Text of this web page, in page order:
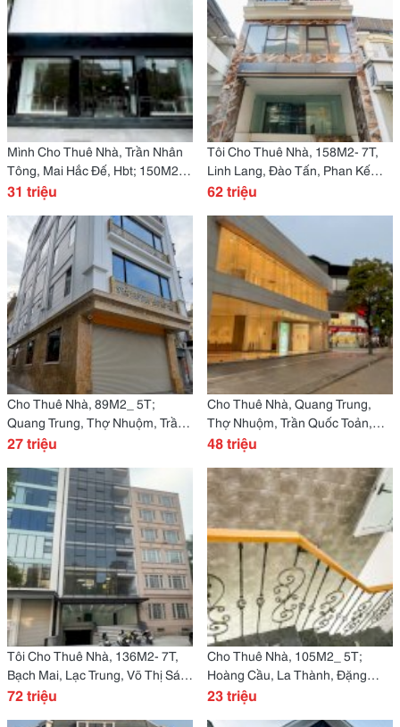
Mình Cho Thuê Nhà, Trần Nhân
Tông, Mai Hắc Đế, Hbt; 150M2*
1T -31 Tr
31 triệu
Tôi Cho Thuê Nhà, 158M2- 7T,
Linh Lang, Đào Tấn, Phan Kế
Bính -62 Tr
62 triệu
Cho Thuê Nhà, 89M2_ 5T;
Quang Trung, Thợ Nhuộm, Trần
Quốc Toản -27 Tr
27 triệu
Cho Thuê Nhà, Quang Trung,
Thợ Nhuộm, Trần Quốc Toản,
230M2X 2T -48 Tr
48 triệu
Tôi Cho Thuê Nhà, 136M2- 7T,
Bạch Mai, Lạc Trung, Võ Thị Sáu
-72 Tr
72 triệu
Cho Thuê Nhà, 105M2_ 5T;
Hoàng Cầu, La Thành, Đặng
Tiến Đông -23 Tr
23 triệu